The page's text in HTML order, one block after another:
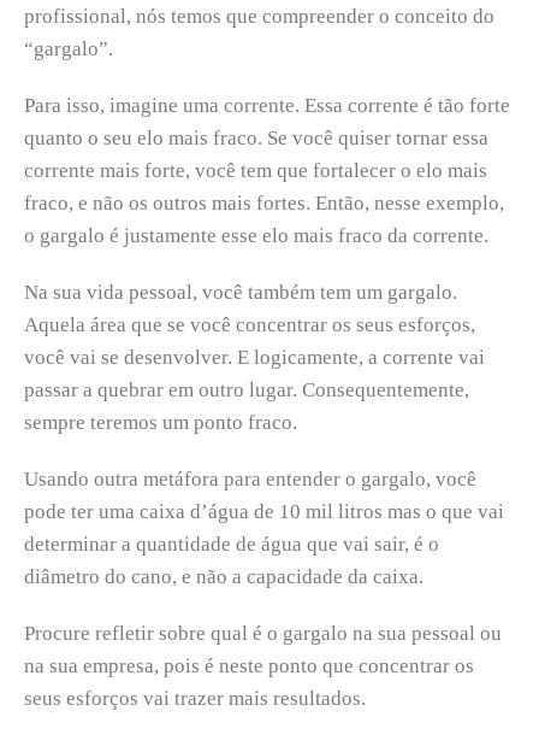
profissional, nós temos que compreender o conceito do
“gargalo”.
Para isso, imagine uma corrente. Essa corrente é tão forte
quanto o seu elo mais fraco. Se você quiser tornar essa
corrente mais forte, você tem que fortalecer o elo mais
fraco, e não os outros mais fortes. Então, nesse exemplo,
o gargalo é justamente esse elo mais fraco da corrente.
Na sua vida pessoal, você também tem um gargalo.
Aquela área que se você concentrar os seus esforços,
você vai se desenvolver. E logicamente, a corrente vai
passar a quebrar em outro lugar. Consequentemente,
sempre teremos um ponto fraco.
Usando outra metáfora para entender o gargalo, você
pode ter uma caixa d’água de 10 mil litros mas o que vai
determinar a quantidade de água que vai sair, é o
diâmetro do cano, e não a capacidade da caixa.
Procure refletir sobre qual é o gargalo na sua pessoal ou
na sua empresa, pois é neste ponto que concentrar os
seus esforços vai trazer mais resultados.